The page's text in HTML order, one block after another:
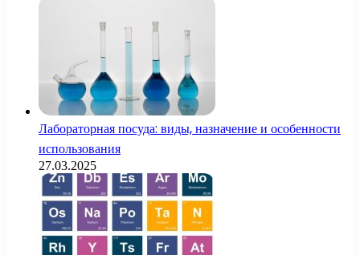
Лабораторная посуда: виды, назначение и особенности
использования
27.03.2025